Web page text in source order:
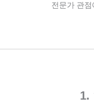
전문가 관
1.